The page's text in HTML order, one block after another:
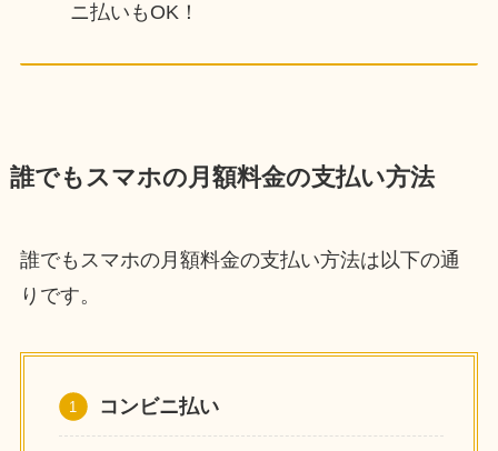
ニ払いもOK！
誰でもスマホの月額料金の支払い方法
誰でもスマホの月額料金の支払い方法は以下の通
りです。
コンビニ払い